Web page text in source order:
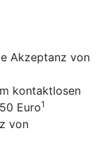
Akzeptanz von
kontaktlosen
Euro1
von